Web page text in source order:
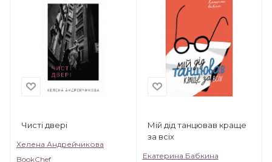
Чисті двері
Хелена Андрейчикова
BookChef
Мій дід танцював краще
за всіх
Екатерина Бабкина